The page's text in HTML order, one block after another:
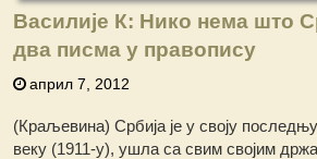
Василије К: Нико нема што
два писма у правопису
април 7, 2012
(Краљевина) Србија је у своју
веку (1911-у), ушла са свим својим